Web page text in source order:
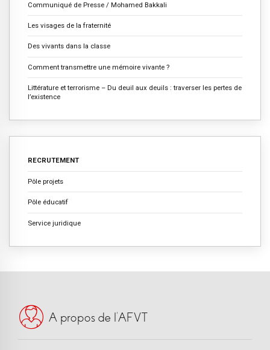
Communiqué de Presse / Mohamed Bakkali
Les visages de la fraternité
Des vivants dans la classe
Comment transmettre une mémoire vivante ?
Littérature et terrorisme – Du deuil aux deuils : traverser les pertes de
l’existence
RECRUTEMENT
Pôle projets
Pôle éducatif
Service juridique
A propos de l’AFVT